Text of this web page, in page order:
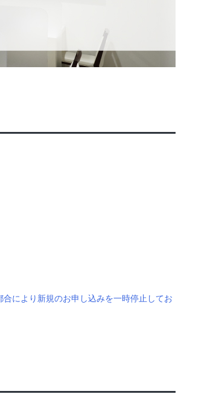
により新規のお申し込みを一時停止してお